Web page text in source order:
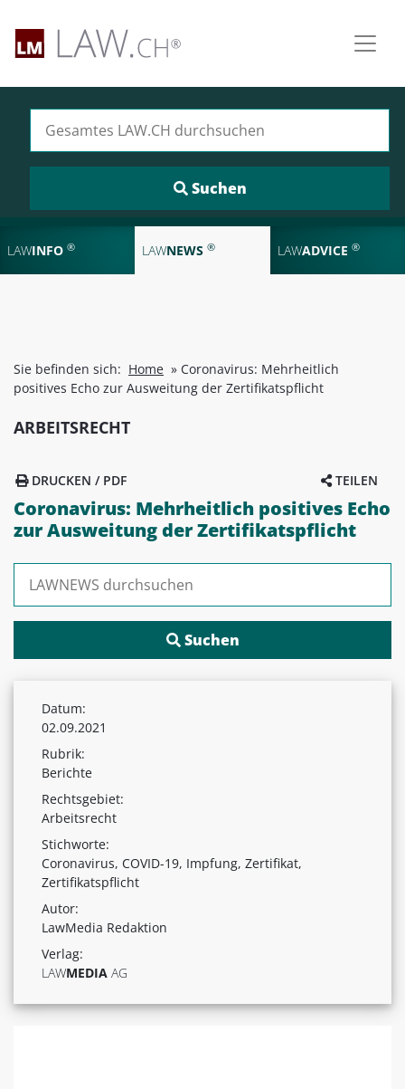
LAWINFO ® LAWNEWS ® LAWADVICE ®
Sie befinden sich: Home » Coronavirus: Mehrheitlich
positives Echo zur Ausweitung der Zertifikatspflicht
ARBEITSRECHT
TEILEN
DRUCKEN / PDF
Coronavirus: Mehrheitlich positives Echo
zur Ausweitung der Zertifikatspflicht
Datum:
02.09.2021
Rubrik:
Berichte
Rechtsgebiet:
Arbeitsrecht
Stichworte:
Coronavirus, COVID-19, Impfung, Zertifikat,
Zertifikatspflicht
Autor:
LawMedia Redaktion
Verlag:
LAWMEDIA AG